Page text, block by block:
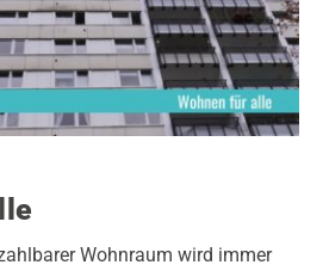
Wohnraum wird immer